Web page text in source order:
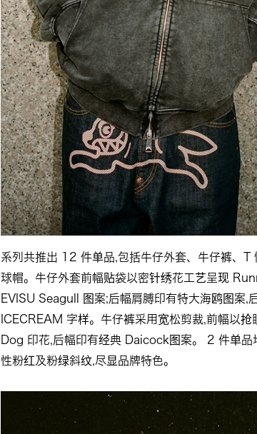
系列共推出 12 件单品,包括牛仔外套、牛仔裤、T
球帽。牛仔外套前幅贴袋以密针绣花工艺呈现
EVISU Seagull 图案;后幅肩膊印有特大海鸥图案,
ICECREAM 字样。牛仔裤采用宽松剪裁,前幅以
Dog 印花,后幅印有经典 Daicock图案。 2 件单品
性粉红及粉绿斜纹,尽显品牌特色。